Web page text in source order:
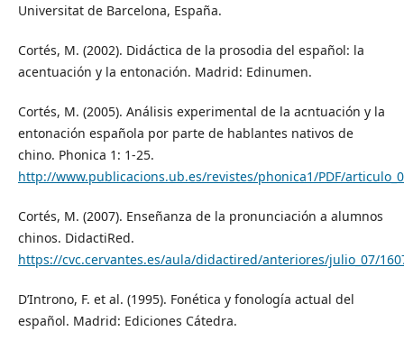
Universitat de Barcelona, España.
Cortés, M. (2002). Didáctica de la prosodia del español: la
acentuación y la entonación. Madrid: Edinumen.
Cortés, M. (2005). Análisis experimental de la acntuación y la
entonación española por parte de hablantes nativos de
chino. Phonica 1: 1-25.
http://www.publicacions.ub.es/revistes/phonica1/PDF/
Cortés, M. (2007). Enseñanza de la pronunciación a alumnos
chinos. DidactiRed.
https://cvc.cervantes.es/aula/didactired/anteriores/julio_07/
D’Introno, F. et al. (1995). Fonética y fonología actual del
español. Madrid: Ediciones Cátedra.